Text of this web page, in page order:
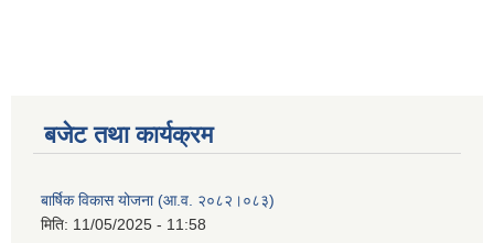
बजेट तथा कार्यक्रम
बार्षिक विकास योजना (आ.व. २०८२।०८३)
मिति: 11/05/2025 - 11:58